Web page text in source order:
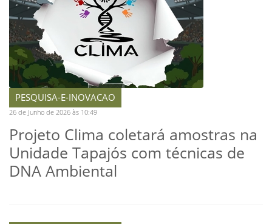
PESQUISA-E-INOVACAO
26 de Junho de 2026 às 10:49
Projeto Clima coletará amostras na
Unidade Tapajós com técnicas de
DNA Ambiental